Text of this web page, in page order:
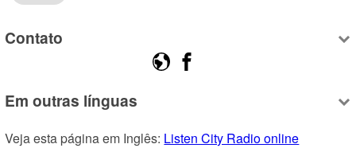
Contato
Em outras línguas
Veja esta página em Inglês: Listen City Radio online